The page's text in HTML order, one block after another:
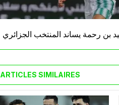
بن رحمة يساند المنتخب الجزائري
ARTICLES SIMILAIRES